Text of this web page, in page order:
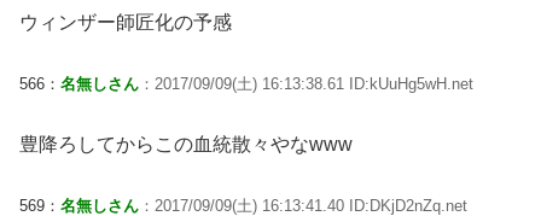
ウィンザー師匠化の予感
566： 名無しさん ：2017/09/09(土) 16:13:38.61 ID:kUuHg5wH.net
豊降ろしてからこの血統散々やなwww
569： 名無しさん ：2017/09/09(土) 16:13:41.40 ID:DKjD2nZq.net